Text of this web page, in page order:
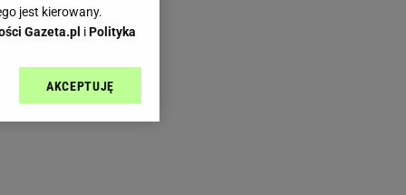
jest kierowany.
Gazeta.pl iPolityka
sp. z o.o., jej
AKCEPTUJĘ